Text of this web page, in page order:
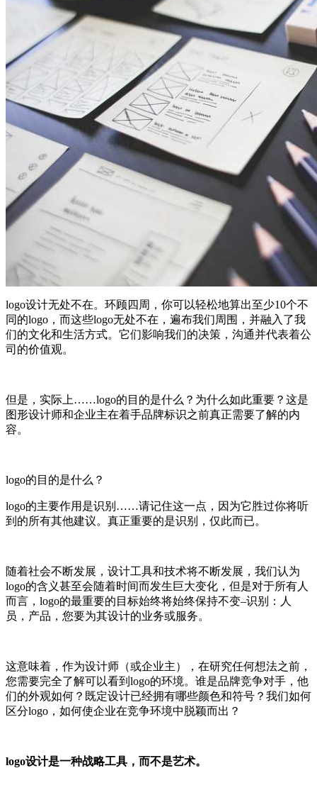
logo设计无处不在。环顾四周，你可以轻松地算出至少10个不
同的logo，而这些logo无处不在，遍布我们周围，并融入了我
们的文化和生活方式。它们影响我们的决策，沟通并代表着公
司的价值观。
但是，实际上……logo的目的是什么？为什么如此重要？这是
图形设计师和企业主在着手品牌标识之前真正需要了解的内
容。
logo的目的是什么？
logo的主要作用是识别……请记住这一点，因为它胜过你将听
到的所有其他建议。真正重要的是识别，仅此而已。
随着社会不断发展，设计工具和技术将不断发展，我们认为
logo的含义甚至会随着时间而发生巨大变化，但是对于所有人
而言，logo的最重要的目标始终将始终保持不变–识别：人
员，产品，您要为其设计的业务或服务。
这意味着，作为设计师（或企业主），在研究任何想法之前，
您需要完全了解可以看到logo的环境。谁是品牌竞争对手，他
们的外观如何？既定设计已经拥有哪些颜色和符号？我们如何
区分logo，如何使企业在竞争环境中脱颖而出？
logo设计是一种战略工具，而不是艺术。